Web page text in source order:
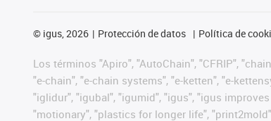
© igus, 2026 Protección de datos Política de
Los términos "Apiro", "AutoChain", "CFRIP",
"e-chain", "e-chain systems", "e-ketten", "e-
"iglidur", "igubal", "igumid", "igus", "igus
"motionary", "plastics for longer life",